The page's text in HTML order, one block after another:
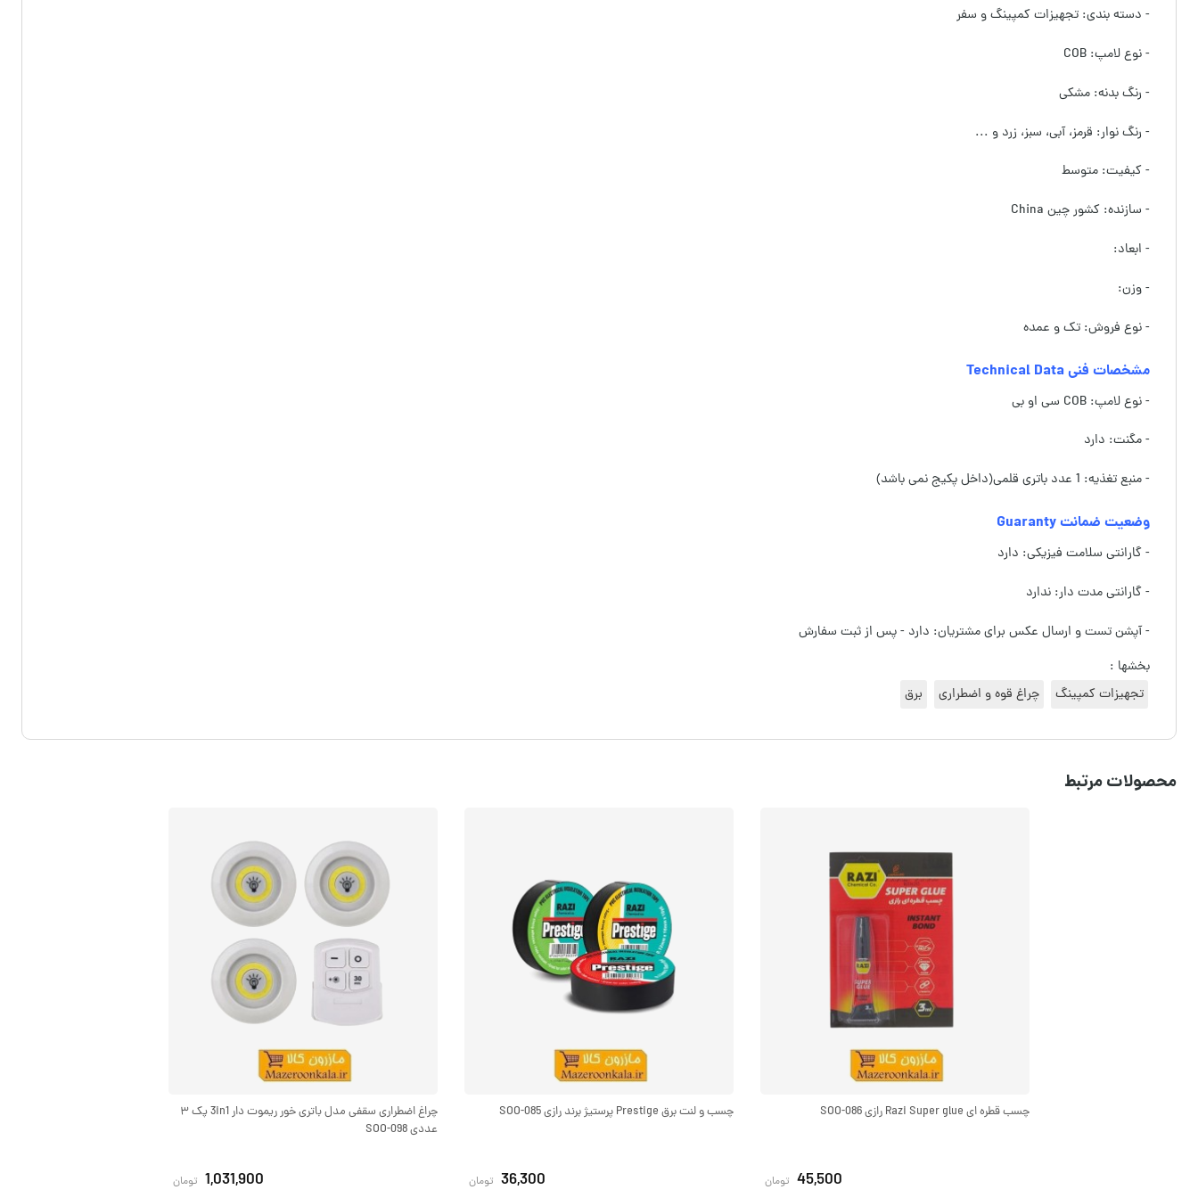
- دسته بندی: تجهیزات کمپینگ و سفر
- نوع لامپ: COB
- رنگ بدنه: مشکی
- رنگ نوار: قرمز، آبی، سبز، زرد و ...
- کیفیت: متوسط
- سازنده: کشور چین China
- ابعاد:
- وزن:
- نوع فروش: تک و عمده
مشخصات فنی Technical Data
- نوع لامپ: COB سی او بی
- مگنت: دارد
- منبع تغذیه: 1 عدد باتری قلمی(داخل پکیج نمی باشد)
وضعیت ضمانت Guaranty
- گارانتی سلامت فیزیکی: دارد
- گارانتی مدت دار: ندارد
- آپشن تست و ارسال عکس برای مشتریان: دارد - پس از ثبت سفارش
بخشها :
تجهیزات کمپینگ
چراغ قوه و اضطراری برق
محصولات مرتبط
چسب قطره ای Razi Super glue رازی SOO-086
45,500 تومان
چسب و لنت برق Prestige پرستیژ برند رازی SOO-085
36,300 تومان
چراغ اضطراری سقفی مدل باتری خور ریموت دار 3in1 پک ۳
عددی SOO-098
1,031,900 تومان